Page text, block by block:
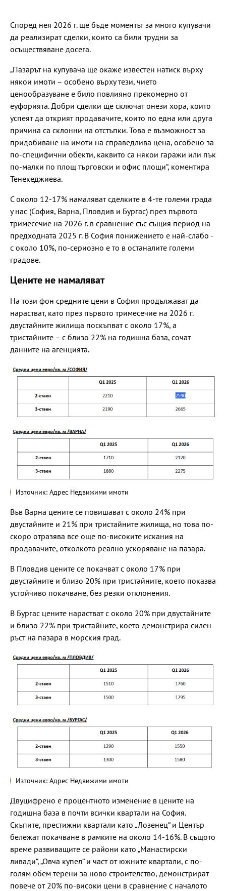
Според нея 2026 г. ще бъде моментът за много купувачи
да реализират сделки, които са били трудни за
осъществяване досега.
„Пазарът на купувача ще окаже известен натиск върху
някои имоти – особено върху тези, чието
ценообразуване е било повлияно прекомерно от
еуфорията. Добри сделки ще сключат онези хора, които
успеят да открият продавачите, които по една или друга
причина са склонни на отстъпки. Това е възможност за
придобиване на имоти на справедлива цена, особено за
по-специфични обекти, каквито са някои гаражи или пък
по-малки по площ търговски и офис площи“, коментира
Тенекеджиева.
С около 12-17% намаляват сделките в 4-те големи града
у нас (София, Варна, Пловдив и Бургас) през първото
тримесечие на 2026 г. в сравнение със същия период на
предходната 2025 г. В София понижението е най-слабо -
с около 10%, по-сериозно е то в останалите големи
градове.
Цените не намаляват
На този фон средните цени в София продължават да
нарастват, като през първото тримесечие на 2026 г.
двустайните жилища поскъпват с около 17%, а
тристайните – с близо 22% на годишна база, сочат
данните на агенцията.
Източник: Адрес Недвижими имоти
Във Варна цените се повишават с около 24% при
двустайните и 21% при тристайните жилища, но това по-
скоро отразява все още по-високите искания на
продавачите, отколкото реално ускоряване на пазара.
В Пловдив цените се покачват с около 17% при
двустайните и близо 20% при тристайните, което показва
устойчиво покачване, без резки отклонения.
В Бургас цените нарастват с около 20% при двустайните
и близо 22% при тристайните, което демонстрира силен
ръст на пазара в морския град.
Източник: Адрес Недвижими имоти
Двуцифрено е процентното изменение в цените на
годишна база в почти всички квартали на София.
Скъпите, престижни квартали като „Лозенец“ и Център
бележат покачване в рамките на около 14-16%. В същото
време развиващите се райони като „Манастирски
ливади“, „Овча купел“ и част от южните квартали, с по-
голям обем терени за ново строителство, демонстрират
повече от 20% по-високи цени в сравнение с началото